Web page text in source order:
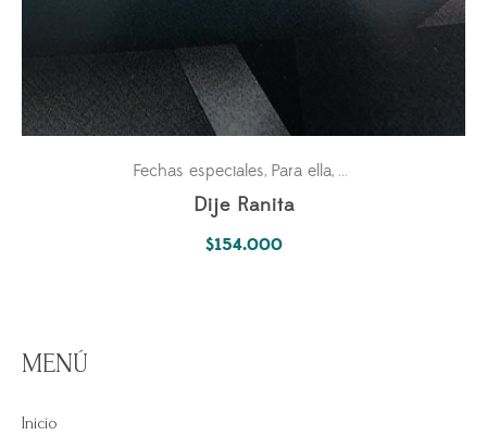
Fechas especiales, Para ella, Pasiones
Dije Ranita
$154.000
MENÚ
Inicio